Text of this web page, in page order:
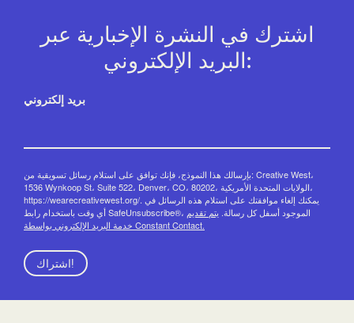
اشترك في النشرة الإخبارية عبر
البريد الإلكتروني:
بريد إلكتروني
بإرسالك هذا النموذج، فإنك توافق على استلام رسائل تسويقية من: Creative West،
1536 Wynkoop St، Suite 522، Denver، CO، 80202، الولايات المتحدة الأمريكية،
https://wearecreativewest.org/. يمكنك إلغاء موافقتك على استلام هذه الرسائل في
أي وقت باستخدام رابط SafeUnsubscribe®، الموجود أسفل كل رسالة. يتم تقديم
خدمة البريد الإلكتروني بواسطة Constant Contact.
اشتراك!